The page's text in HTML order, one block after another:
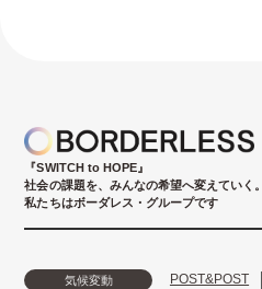
『SWITCH to HOPE』
社会の課題を、みんなの希望へ変えていく。
私たちはボーダレス・グループです
気候変動 POST&POST